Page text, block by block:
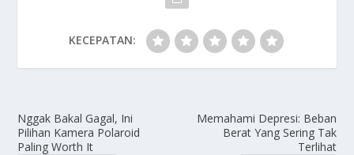
KECEPATAN:
Nggak Bakal Gagal, Ini
Pilihan Kamera Polaroid
Paling Worth It
Memahami Depresi: Beban
Berat Yang Sering Tak
Terlihat